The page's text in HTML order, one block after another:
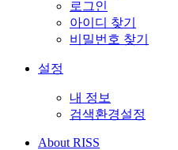
로그인
아이디 찾기
비밀번호 찾기
설정
내 정보
검색환경설정
About RISS